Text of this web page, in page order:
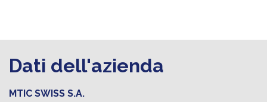
Dati dell'azienda
MTIC SWISS S.A.